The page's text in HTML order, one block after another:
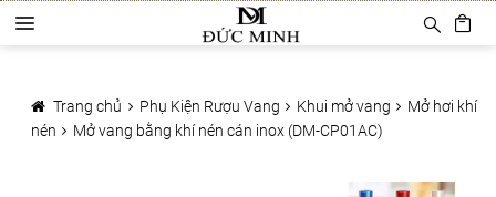
đến
hướng
Chuyển
đến
a
h
m
Sản phẩm
Trang chủ Phụ Kiện Rượu Vang Khui mở vang
Mở hơi khí
nén
Mở vang bằng khí nén cán inox (DM-CP01AC)